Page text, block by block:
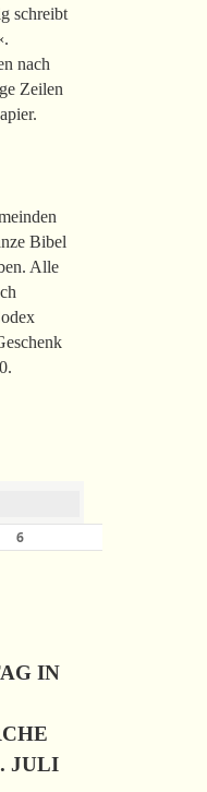
schreibt
nach
Zeilen
Bibel
Alle
IN
JULI